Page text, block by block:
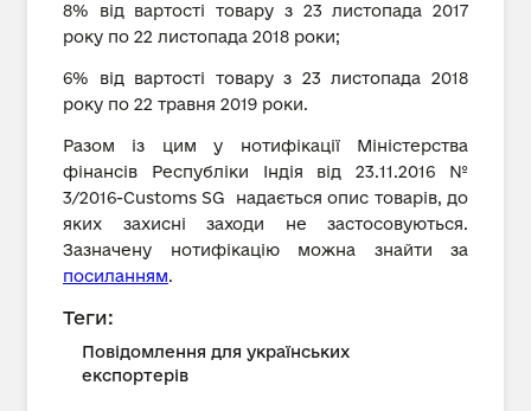
8% від вартості товару з 23 листопада 2017
року по 22 листопада 2018 роки;
6% від вартості товару з 23 листопада 2018
року по 22 травня 2019 роки.
Разом із цим у нотифікації Міністерства
фінансів Республіки Індія від 23.11.2016 №
3/2016-Customs SG надається опис товарів, до
яких захисні заходи не застосовуються.
Зазначену нотифікацію можна знайти за
посиланням.
Теги:
Повідомлення для українських
експортерів